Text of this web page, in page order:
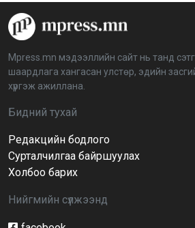
аймагт үргэлжилж байна
BTS-ийн тоглолтыг
дамжуулна
Иргэдийн төлөөлөгчдийн
нөхөн сонгууль 6 дугаар
Д.Тэгшбаяр: НҮБ-ын
Mpress.mn мэдээллийн сайт нь танд
шаардлага хангасан улстөр, эдийн
хүргэж ажиллана.
Бидний тухай
Редакцийн бодлого
Сурталчилгаа байршуулах
Холбоо барих
Нийгмийн сүлжээнд